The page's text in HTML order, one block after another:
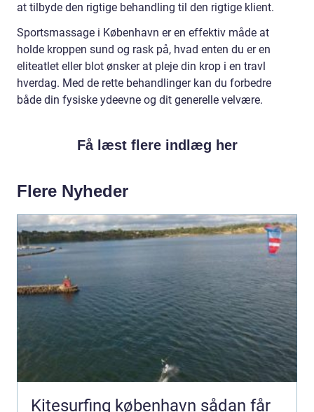
at tilbyde den rigtige behandling til den rigtige klient.
Sportsmassage i København er en effektiv måde at
holde kroppen sund og rask på, hvad enten du er en
eliteatlet eller blot ønsker at pleje din krop i en travl
hverdag. Med de rette behandlinger kan du forbedre
både din fysiske ydeevne og dit generelle velvære.
Få læst flere indlæg her
Flere Nyheder
Kitesurfing københavn sådan får